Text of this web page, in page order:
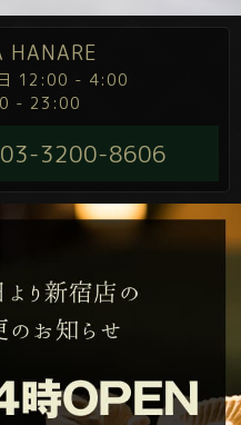
HANARE
日 12:00 - 4:00
- 23:00
03-3200-8606